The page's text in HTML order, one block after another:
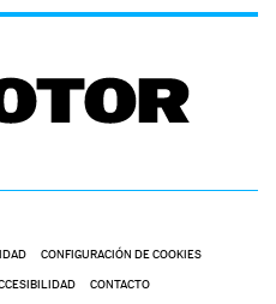
CONFIGURACIÓN DE COOKIES
CONTACTO